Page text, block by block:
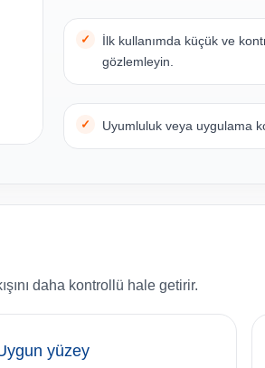
İlk kullanımda küçük ve
gözlemleyin.
Uyumluluk veya uygulama
daha kontrollü hale getirir.
yüzey